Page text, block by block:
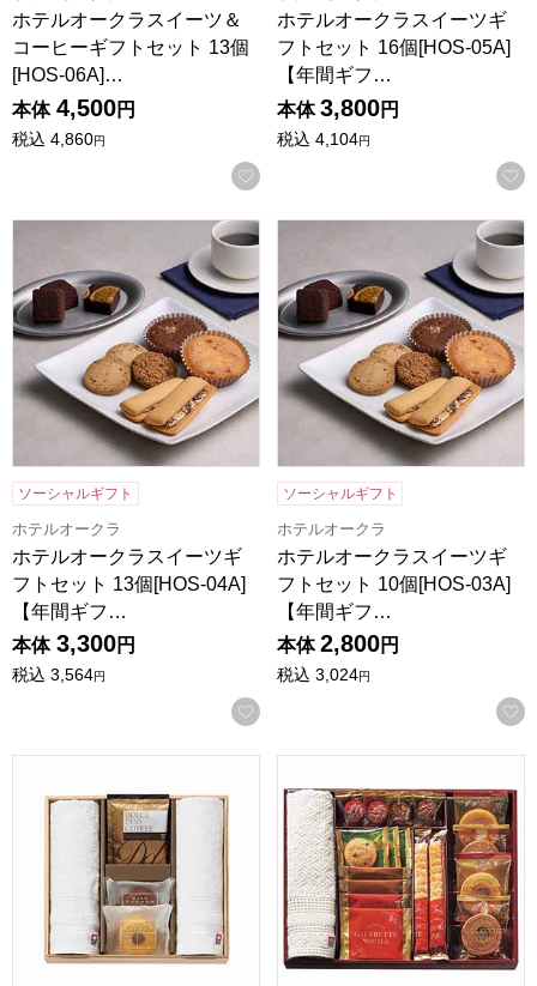
ホテルオークラスイーツ＆
コーヒーギフトセット 13個
[HOS-06A]…
本体 4,500円
税込 4,860円
お気に入りに登録する
ホテルオークラスイーツギ
フトセット 16個[HOS-05A]
【年間ギフ…
本体 3,800円
税込 4,104円
ホテルオークラスイーツギフトセット 13個[HOS-04A]【年
ソーシャルギフト
ホテルオークラ
ホテルオークラスイーツギ
フトセット 13個[HOS-04A]
【年間ギフ…
本体 3,300円
税込 3,564円
お気に入りに登録する
ホテルオークラスイーツギ
ソーシャルギフト
ホテルオークラ
ホテルオークラスイーツギ
フトセット 10個[HOS-03A]
【年間ギフ…
本体 2,800円
税込 3,024円